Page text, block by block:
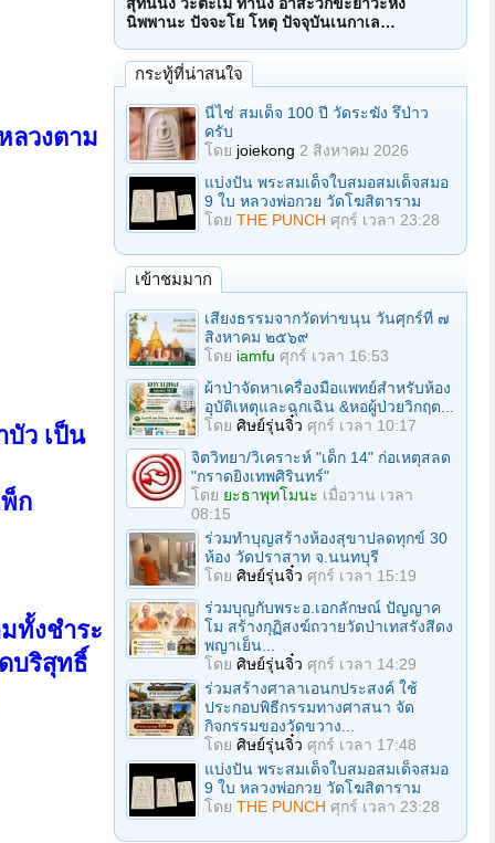
ลวงตาม
ว เป็น
ก
ทั้งชำระ
บริสุทธิ์
นิพพานะ ปัจจะโย โหตุ ปัจจุบันเนกาเล…
กระทู้ที่น่าสนใจ
นี่ไช่ สมเด็จ 100 ปี วัดระฆัง รึป่าว
ครับ
โดย joiekong 2 สิงหาคม 2026
แบ่งปัน พระสมเด็จใบสมอสมเด็จสมอ
9 ใบ หลวงพ่อกวย วัดโฆสิตาราม
โดย THE PUNCH ศุกร์ เวลา 23:28
เข้าชมมาก
เสียงธรรมจากวัดท่าขนุน วันศุกร์ที่ ๗
สิงหาคม ๒๕๖๙
โดย iamfu ศุกร์ เวลา 16:53
ผ้าป่าจัดหาเครื่องมือแพทย์สำหรับห้อง
อุบัติเหตุและฉุกเฉิน &หอผู้ป่วยวิกฤต...
โดย ศิษย์รุ่นจิ๋ว ศุกร์ เวลา 10:17
จิตวิทยา/วิเคราะห์ "เด็ก 14" ก่อเหตุสลด
"กราดยิงเทพศิรินทร์"
โดย ยะธาพุทโมนะ เมื่อวาน เวลา
08:15
ร่วมทําบุญสร้างห้องสุขาปลดทุกข์ 30
ห้อง วัดปราสาท จ.นนทบุรี
โดย ศิษย์รุ่นจิ๋ว ศุกร์ เวลา 15:19
ร่วมบุญกับพระอ.เอกลักษณ์ ปัญญาค
โม สร้างกุฏิสงฆ์ถวายวัดป่าเทสรังสีดง
พญาเย็น...
โดย ศิษย์รุ่นจิ๋ว ศุกร์ เวลา 14:29
ร่วมสร้างศาลาเอนกประสงค์ ใช้
ประกอบพิธีกรรมทางศาสนา จัด
กิจกรรมของวัดขวาง...
โดย ศิษย์รุ่นจิ๋ว ศุกร์ เวลา 17:48
แบ่งปัน พระสมเด็จใบสมอสมเด็จสมอ
9 ใบ หลวงพ่อกวย วัดโฆสิตาราม
โดย THE PUNCH ศุกร์ เวลา 23:28